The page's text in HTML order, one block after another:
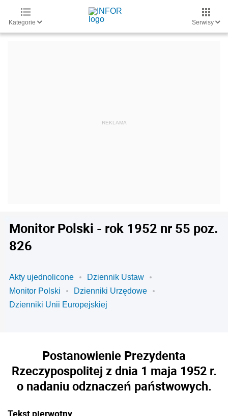
Kategorie Serwisy
Monitor Polski - rok 1952 nr 55 poz.
826
Akty ujednolicone
Dziennik Ustaw
Monitor Polski
Dzienniki Urzędowe
Dzienniki Unii Europejskiej
Postanowienie Prezydenta
Rzeczypospolitej z dnia 1 maja 1952 r.
o nadaniu odznaczeń państwowych.
Tekst pierwotny